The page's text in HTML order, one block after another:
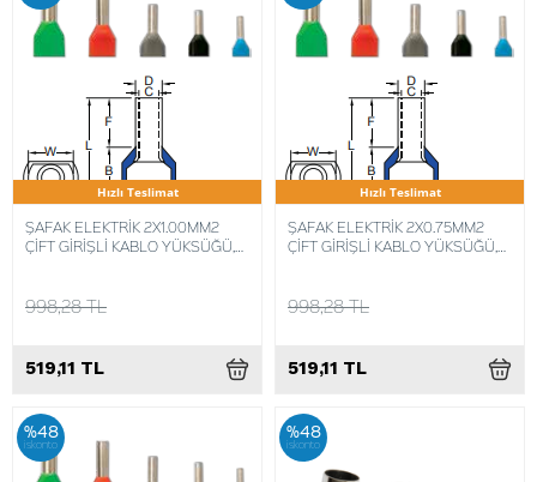
Hızlı Teslimat
ŞAFAK ELEKTRİK 2X1.00MM2
ÇİFT GİRİŞLİ KABLO YÜKSÜĞÜ,
998,28 TL
519,11 TL
Hızlı Teslimat
ŞAFAK ELEKTRİK 2X0.75MM2
ÇİFT GİRİŞLİ KABLO YÜKSÜĞÜ,
998,28 TL
519,11 TL
%48
iskonto
%48
iskonto